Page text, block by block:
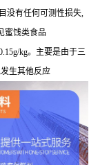
没有任何可测性损失,
蜜饯类食品
kg。主要是由于三
生其他反应